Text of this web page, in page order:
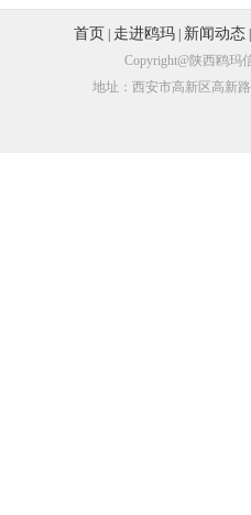
首页 走进鸥玛 新闻动态
Copyright@陕西鸥
地址：西安市高新区高新